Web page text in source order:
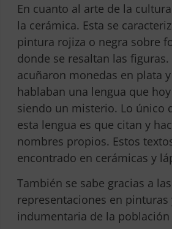
En cuanto al arte de la
la cerámica. Esta se
pintura rojiza o negra sobre
donde se resaltan las
acuñaron monedas en plata
hablaban una lengua que
siendo un misterio. Lo único
esta lengua es que citan y
nombres propios. Estos
encontrado en cerámicas y
También se sabe gracias a las
representaciones en pinturas
indumentaria de la población